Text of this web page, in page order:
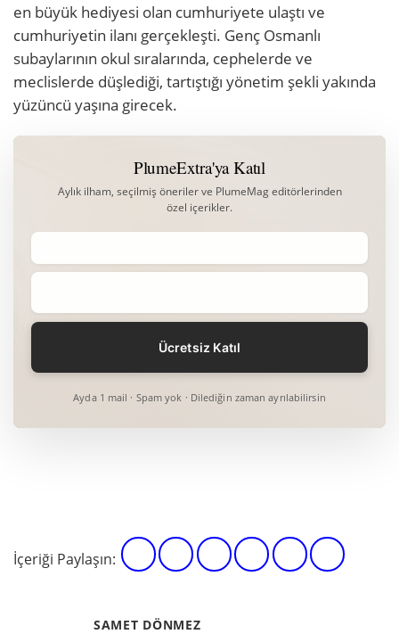
en büyük hediyesi olan cumhuriyete ulaştı ve
cumhuriyetin ilanı gerçekleşti. Genç Osmanlı
subaylarının okul sıralarında, cephelerde ve
meclislerde düşlediği, tartıştığı yönetim şekli yakında
yüzüncü yaşına girecek.
PlumeExtra'ya Katıl
Aylık ilham, seçilmiş öneriler ve PlumeMag editörlerinden
özel içerikler.
Ayda 1 mail · Spam yok · Dilediğin zaman ayrılabilirsin
İçeriği Paylaşın:
SAMET DÖNMEZ